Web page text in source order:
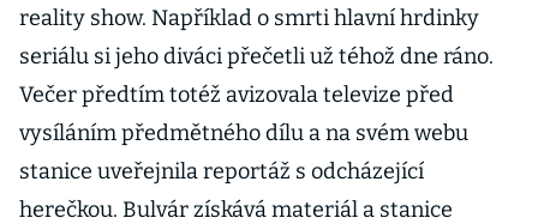
reality show. Například o smrti hlavní hrdinky
seriálu si jeho diváci přečetli už téhož dne ráno.
Večer předtím totéž avizovala televize před
vysíláním předmětného dílu a na svém webu
stanice uveřejnila reportáž s odcházející
herečkou. Bulvár získává materiál a stanice